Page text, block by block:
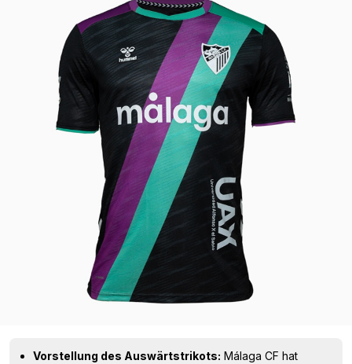
Vorstellung des Auswärtstrikots: Málaga CF hat